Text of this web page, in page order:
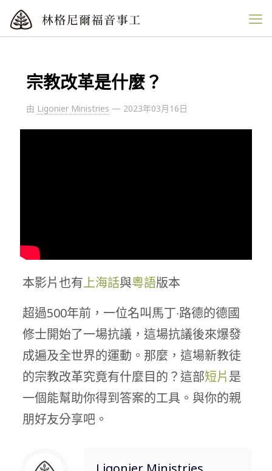
宗教改革是什麼？
由 Ligonier Ministries — 2023年03月16日
本影片也有上海話與粵語版本
超過500年前，一位名叫馬丁‧路德的德國
修士開始了一場抗議，這場抗議後來爆發
成遍及全世界的運動。那麼，這場新教徒
的宗教改革究竟有什麼目的？這部短片是
一個能幫助你得到答案的工具。與你的親
朋好友分享吧。